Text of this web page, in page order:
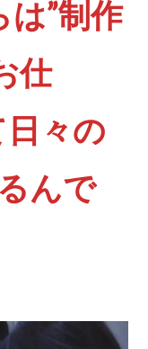
は”制作
仕
々の
んで